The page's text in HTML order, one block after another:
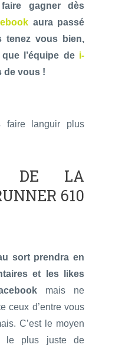
gagner dès
aura passé
tenez vous bien,
l’équipe de i-
de vous !
languir plus
DE LA
610
sort prendra en
et les likes
mais ne
ceux d’entre vous
C’est le moyen
le plus juste de